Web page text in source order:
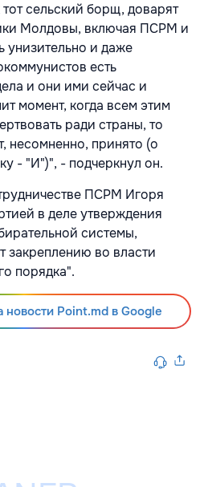
сельский борщ, доварят
Молдовы, включая ПСРМ и
унизительно и даже
есть
и они ими сейчас и
момент, когда всем этим
ради страны, то
несомненно, принято (о
- "И")", - подчеркнул он.
ПСРМ Игоря
в деле утверждения
системы,
закреплению во власти
порядка".
Point.md в Google